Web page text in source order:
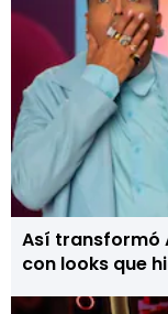
Así transformó
con looks que